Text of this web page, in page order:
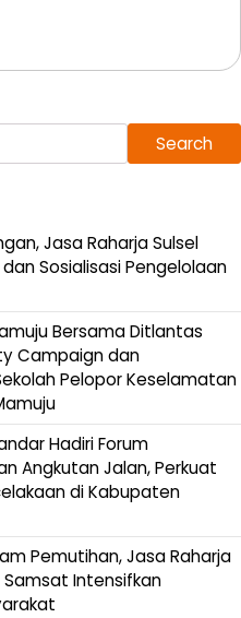
Search
Jasa Raharja Sulsel
dan Sosialisasi Pengelolaan
Bersama Ditlantas
Campaign dan
Pelopor Keselamatan
Hadiri Forum
Angkutan Jalan, Perkuat
di Kabupaten
Pemutihan, Jasa Raharja
Samsat Intensifkan